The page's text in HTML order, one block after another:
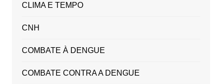
CLIMA E TEMPO
CNH
COMBATE À DENGUE
COMBATE CONTRA A DENGUE